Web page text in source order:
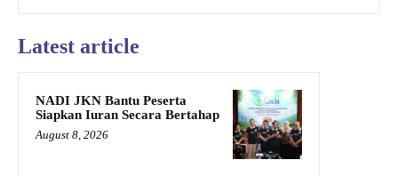
Latest article
NADI JKN Bantu Peserta
Siapkan Iuran Secara Bertahap
August 8, 2026